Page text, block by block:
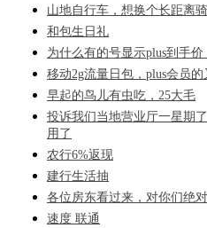
山地自行车，想换个长距离
和包生日礼
为什么有的号显示plus到手
移动2g流量日包，plus会员
早起的鸟儿有虫吃，25大毛
投诉我们当地营业厅一星期
用了
农行6%返现
建行生活抽
各位房东看过来，对你们绝
速度 联通